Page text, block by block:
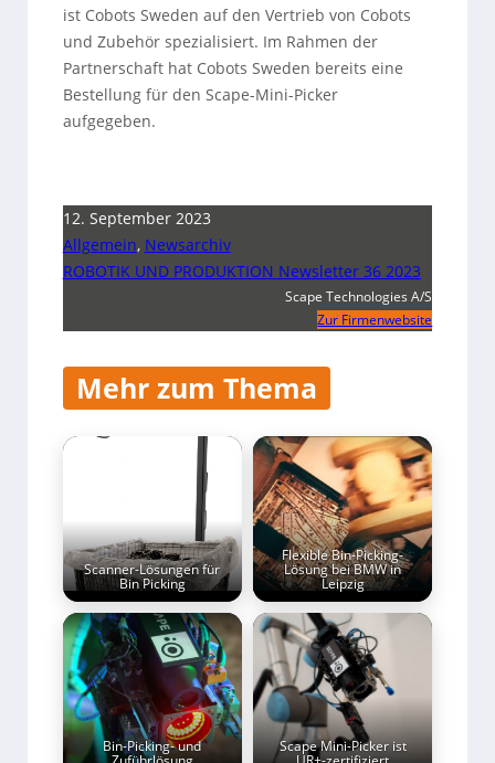
ist Cobots Sweden auf den Vertrieb von Cobots
und Zubehör spezialisiert. Im Rahmen der
Partnerschaft hat Cobots Sweden bereits eine
Bestellung für den Scape-Mini-Picker
aufgegeben.
12. September 2023
Allgemein, Newsarchiv
ROBOTIK UND PRODUKTION Newsletter 36 2023
Scape Technologies A/S
Zur Firmenwebsite
Mehr zum Thema
Scanner-Lösungen für
Bin Picking
Flexible Bin-Picking-
Lösung bei BMW in
Leipzig
Bin-Picking- und Scape Mini-Picker ist